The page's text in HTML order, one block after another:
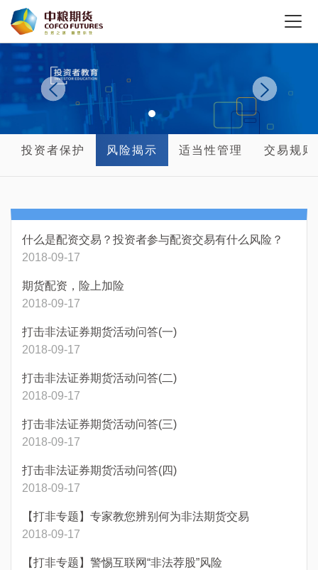
投资者保护 风险揭示 适当性管理 交易规则
什么是配资交易？投资者参与配资交易有什么风险？
2018-09-17
期货配资，险上加险
2018-09-17
打击非法证券期货活动问答(一)
2018-09-17
打击非法证券期货活动问答(二)
2018-09-17
打击非法证券期货活动问答(三)
2018-09-17
打击非法证券期货活动问答(四)
2018-09-17
【打非专题】专家教您辨别何为非法期货交易
2018-09-17
【打非专题】警惕互联网“非法荐股”风险